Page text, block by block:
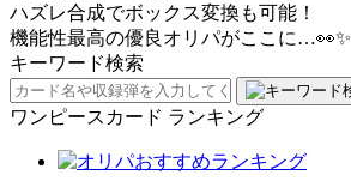
ハズレ合成でボックス変換も可能！
機能性最高の優良オリパがここに…👀✨
キーワード検索
ワンピースカード ランキング